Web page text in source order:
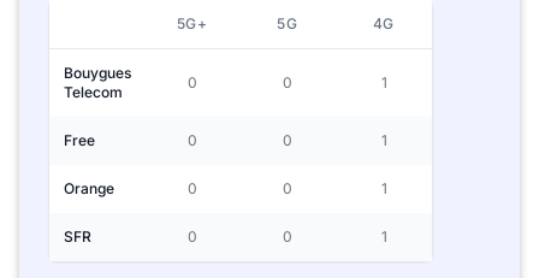
5G+ 5G 4G
Bouygues
Telecom
0 0 1
Free 0 0 1
Orange 0 0 1
SFR 0 0 1